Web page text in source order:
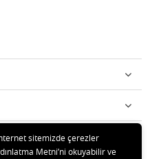
sitemizde çerezler
Metni’ni okuyabilir ve